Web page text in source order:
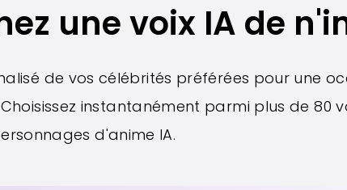
une voix IA de
de vos célébrités préférées pour une
instantanément parmi plus de 80
d'anime IA.